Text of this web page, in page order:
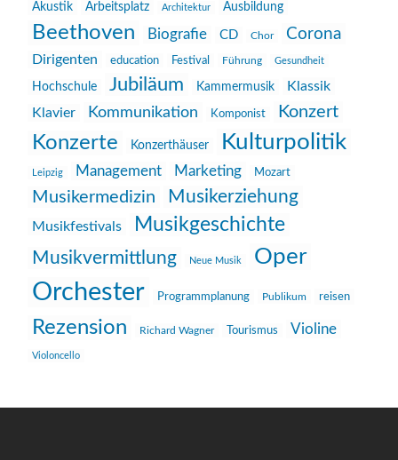
Akustik Arbeitsplatz Architektur Ausbildung
Beethoven Biografie CD Chor Corona
Dirigenten education Festival Führung Gesundheit
Hochschule Jubiläum Kammermusik
Klassik
Klavier
Kommunikation Komponist Konzert
Konzerte Konzerthäuser Kulturpolitik
Leipzig Management Marketing Mozart
Musikermedizin Musikerziehung
Musikfestivals Musikgeschichte
Musikvermittlung Neue Musik Oper
Orchester Programmplanung Publikum reisen
Rezension Richard Wagner Tourismus Violine
Violoncello